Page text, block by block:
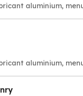
aluminium,
aluminium,